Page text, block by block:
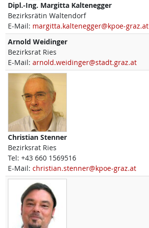
Dipl.-Ing. Margitta Kaltenegger
Bezirksrätin Waltendorf
E-Mail: margitta.kaltenegger@kpoe-graz.at
Arnold Weidinger
Bezirksrat Ries
E-Mail: arnold.weidinger@stadt.graz.at
Christian Stenner
Bezirksrat Ries
Tel: +43 660 1569516
E-Mail: christian.stenner@kpoe-graz.at